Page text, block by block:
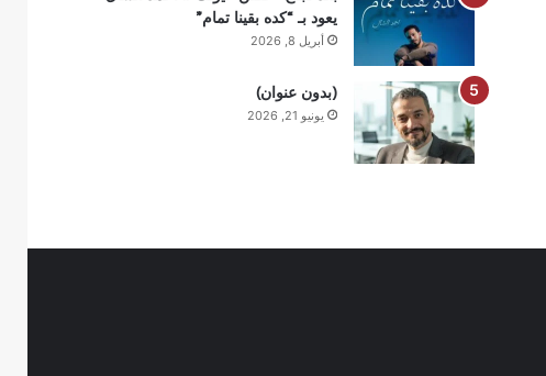
يعود بـ “كده بقينا تمام”
أبريل 8, 2026
(بدون عنوان)
يونيو 21, 2026